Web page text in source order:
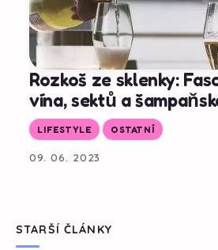
Rozkoš ze sklenky:
vína, sektů a
LIFESTYLE OSTATNÍ
09. 06. 2023
STARŠÍ ČLÁNKY